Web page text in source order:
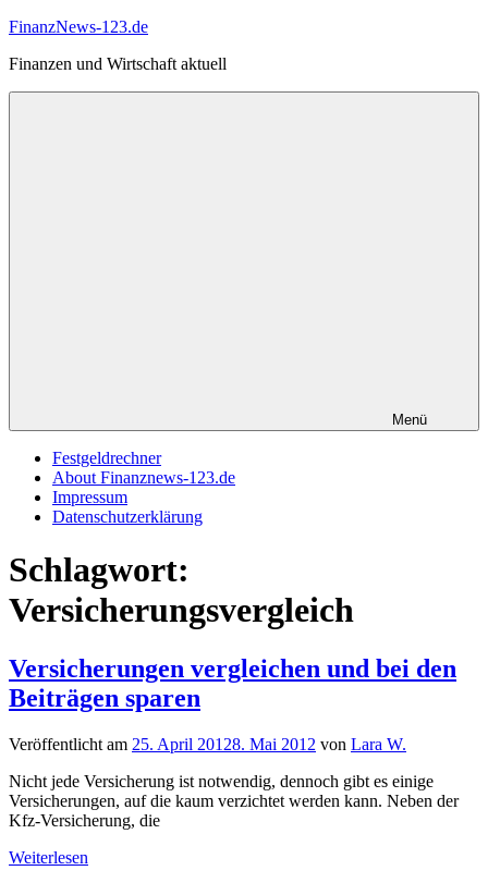
Zum
springen
FinanzNews-123.de
Finanzen und Wirtschaft aktuell
Menü
Festgeldrechner
About Finanznews-123.de
Impressum
Datenschutzerklärung
Schlagwort:
Versicherungsvergleich
Versicherungen vergleichen und bei den
Beiträgen sparen
Veröffentlicht am 25. April 20128. Mai 2012 von Lara W.
Nicht jede Versicherung ist notwendig, dennoch gibt es einige
Versicherungen, auf die kaum verzichtet werden kann. Neben der
Kfz-Versicherung, die
Weiterlesen